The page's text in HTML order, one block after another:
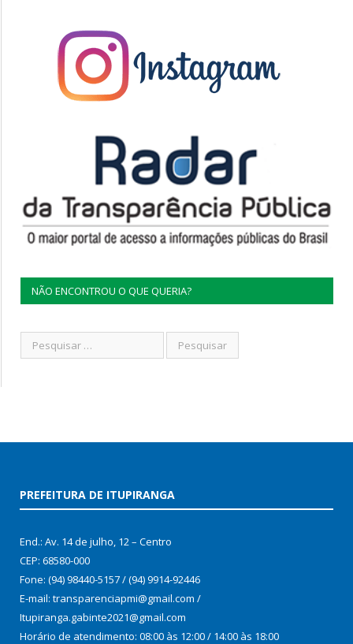
NÃO ENCONTROU O QUE QUERIA?
PREFEITURA DE ITUPIRANGA
End.: Av. 14 de julho, 12 – Centro
CEP: 68580-000
Fone: (94) 98440-5157 / (94) 9914-92446
E-mail: transparenciapmi@gmail.com /
Itupiranga.gabinte2021@gmail.com
Horário de atendimento: 08:00 às 12:00 / 14:00 às 18:00